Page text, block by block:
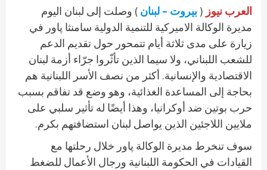
العرب نيوز ( بيروت – لبنان ) وصلت إلى لبنان اليوم
مديرة الوكالة الاميركية للتنمية الدولية سامنثا پاور في
زيارة على مدى ثلاثة أيام تتمحور حول تقديم الدعم
للشعب اللبناني، ولا سيما الذين تأثّروا جرّاء أزمة لبنان
الاقتصادية والإنسانية. أكثر من نصف الأسر اللبنانية هم
بحاجة إلى المساعدة الغذائية، وهو وضع قد تفاقم بسبب
حرب بوتين ضد أوكرانيا، وهذا أيضًا له تأثير سلبي على
ملايين اللاجئين الذين يواصل لبنان استضافتهم بكرم.
سوف تنخرط مديرة الوكالة پاور خلال رحلتها مع
القيادات في الحكومة اللبنانية ورجال الأعمال للضغط